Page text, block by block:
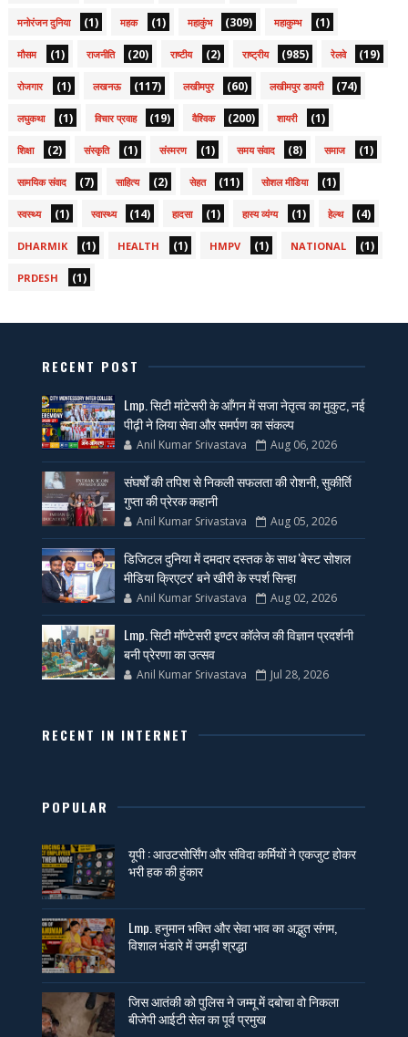
मनोरंजन दुनिया (1) महक (1) महाकुंभ (309) महाकुम्भ (1)
मौसम (1) राजनीति (20) राष्टीय (2) राष्ट्रीय (985) रेलवे (19)
रोजगार (1) लखनऊ (117) लखीमपुर (60) लखीमपुर डायरी (74)
लघुकथा (1) विचार प्रवाह (19) वैश्विक (200) शायरी (1)
शिक्षा (2) संस्कृति (1) संस्मरण (1) समय संवाद (8) समाज (1)
सामयिक संवाद (7) साहित्य (2) सेहत (11) सोशल मीडिया (1)
स्वस्थ्य (1) स्वास्थ्य (14) हादसा (1) हास्य व्यंग्य (1) हेल्थ (4)
DHARMIK (1) HEALTH (1) HMPV (1) NATIONAL (1)
PRDESH (1)
RECENT POST
Lmp. सिटी मांटेसरी के आँगन में सजा नेतृत्व का मुकुट, नई
पीढ़ी ने लिया सेवा और समर्पण का संकल्प
Anil Kumar Srivastava Aug 06, 2026
संघर्षों की तपिश से निकली सफलता की रोशनी, सुकीर्ति
गुप्ता की प्रेरक कहानी
Anil Kumar Srivastava Aug 05, 2026
डिजिटल दुनिया में दमदार दस्तक के साथ 'बेस्ट सोशल
मीडिया क्रिएटर' बने खीरी के स्पर्श सिन्हा
Anil Kumar Srivastava Aug 02, 2026
Lmp. सिटी मॉण्टेसरी इण्टर कॉलेज की विज्ञान प्रदर्शनी
बनी प्रेरणा का उत्सव
Anil Kumar Srivastava Jul 28, 2026
RECENT IN INTERNET
POPULAR
यूपी : आउटसोर्सिंग और संविदा कर्मियों ने एकजुट होकर
भरी हक की हुंकार
Lmp. हनुमान भक्ति और सेवा भाव का अद्भुत संगम,
विशाल भंडारे में उमड़ी श्रद्धा
जिस आतंकी को पुलिस ने जम्मू में दबोचा वो निकला
बीजेपी आईटी सेल का पूर्व प्रमुख